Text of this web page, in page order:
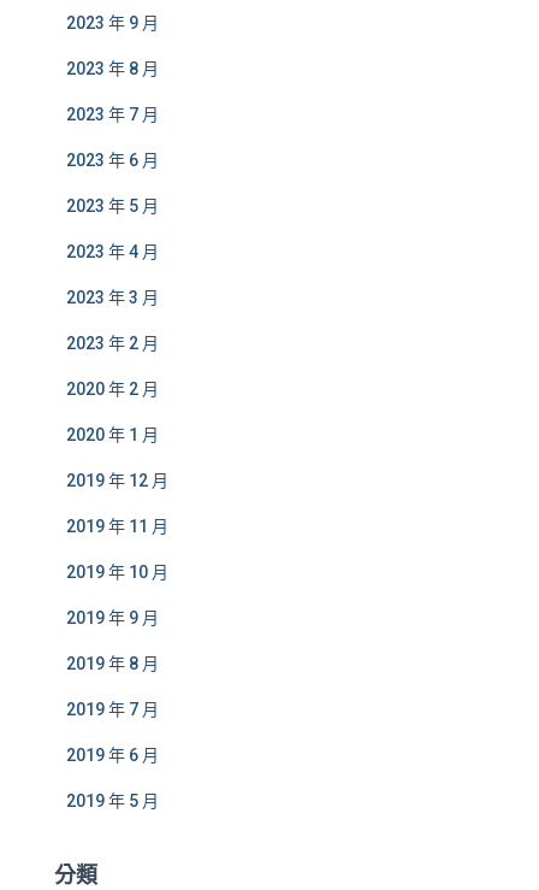
2023 年 9 月
2023 年 8 月
2023 年 7 月
2023 年 6 月
2023 年 5 月
2023 年 4 月
2023 年 3 月
2023 年 2 月
2020 年 2 月
2020 年 1 月
2019 年 12 月
2019 年 11 月
2019 年 10 月
2019 年 9 月
2019 年 8 月
2019 年 7 月
2019 年 6 月
2019 年 5 月
分類